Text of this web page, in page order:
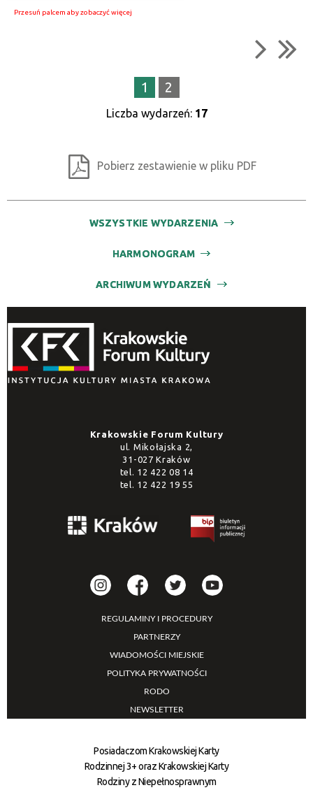
1 2
Liczba wydarzeń: 17
Pobierz zestawienie w pliku PDF
WSZYSTKIE WYDARZENIA
HARMONOGRAM
ARCHIWUM WYDARZEŃ
Krakowskie Forum Kultury
ul. Mikołajska 2,
31-027 Kraków
tel. 12 422 08 14
tel. 12 422 19 55
REGULAMINY I PROCEDURY
PARTNERZY
WIADOMOŚCI MIEJSKIE
POLITYKA PRYWATNOŚCI
RODO
NEWSLETTER
Posiadaczom Krakowskiej Karty
Rodzinnej 3+ oraz Krakowskiej Karty
Rodziny z Niepełnosprawnym